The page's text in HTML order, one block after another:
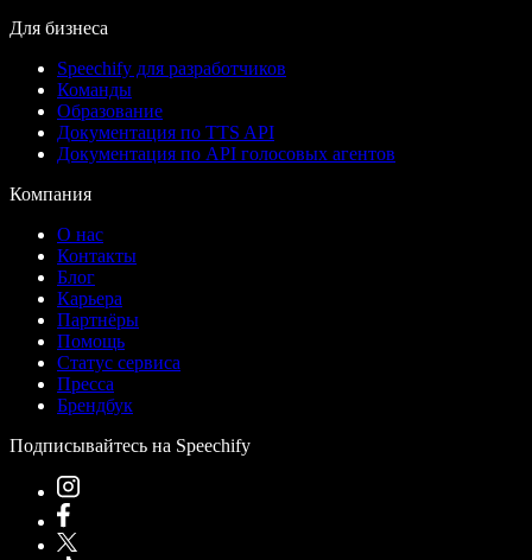
Для бизнеса
Speechify для разработчиков
Команды
Образование
Документация по TTS API
Документация по API голосовых агентов
Компания
О нас
Контакты
Блог
Карьера
Партнёры
Помощь
Статус сервиса
Пресса
Брендбук
Подписывайтесь на Speechify